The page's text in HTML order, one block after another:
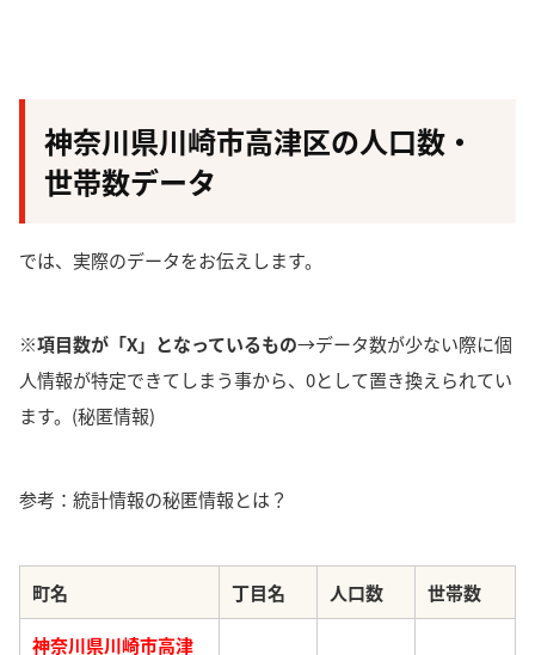
神奈川県川崎市高津区の人口数・
世帯数データ
では、実際のデータをお伝えします。
※項目数が「X」となっているもの→データ数が少ない際に個
人情報が特定できてしまう事から、0として置き換えられてい
ます。(秘匿情報)
参考：統計情報の秘匿情報とは？
町名 丁目名 人口数 世帯数
神奈川県川崎市高津